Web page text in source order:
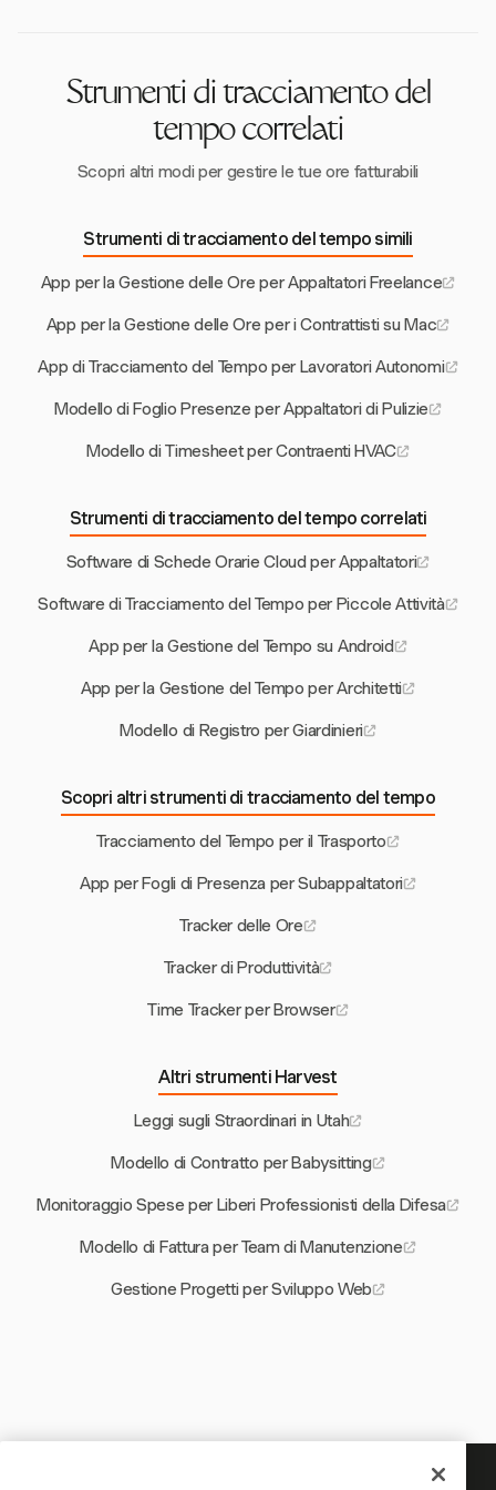
Strumenti di tracciamento del
tempo correlati
Scopri altri modi per gestire le tue ore fatturabili
Strumenti di tracciamento del tempo simili
App per la Gestione delle Ore per Appaltatori Freelance
App per la Gestione delle Ore per i Contrattisti su Mac
App di Tracciamento del Tempo per Lavoratori Autonomi
Modello di Foglio Presenze per Appaltatori di Pulizie
Modello di Timesheet per Contraenti HVAC
Strumenti di tracciamento del tempo correlati
Software di Schede Orarie Cloud per Appaltatori
Software di Tracciamento del Tempo per Piccole Attività
App per la Gestione del Tempo su Android
App per la Gestione del Tempo per Architetti
Modello di Registro per Giardinieri
Scopri altri strumenti di tracciamento del tempo
Tracciamento del Tempo per il Trasporto
App per Fogli di Presenza per Subappaltatori
Tracker delle Ore
Tracker di Produttività
Time Tracker per Browser
Altri strumenti Harvest
Leggi sugli Straordinari in Utah
Modello di Contratto per Babysitting
Monitoraggio Spese per Liberi Professionisti della Difesa
Modello di Fattura per Team di Manutenzione
Gestione Progetti per Sviluppo Web